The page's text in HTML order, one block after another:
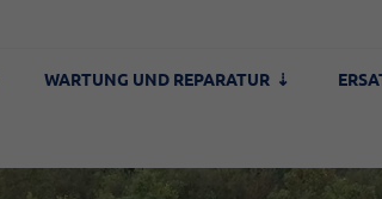
WARTUNG UND REPARATUR